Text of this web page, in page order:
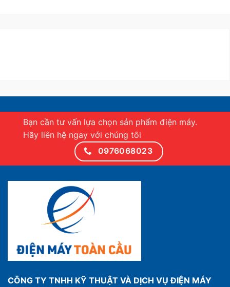
Bạn cần tư vấn lựa chọn sản phẩm điện máy.
Hãy liên hệ ngay với chúng tôi
0976068023
CÔNG TY TNHH KỸ THUẬT VÀ DỊCH VỤ ĐIỆN MÁY